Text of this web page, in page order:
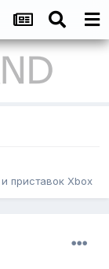
приставок Xbox